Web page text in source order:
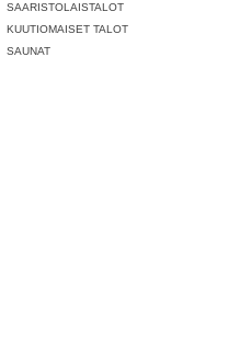
SAARISTOLAISTALOT
KUUTIOMAISET TALOT
SAUNAT